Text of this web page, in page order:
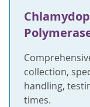
collection,
handling,
times.